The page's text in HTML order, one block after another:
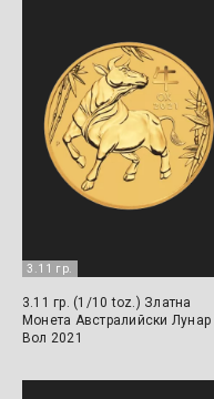
3.11 гр.
3.11 гр. (1/10 toz.) Златна
Монета Австралийски Лунар
Вол 2021